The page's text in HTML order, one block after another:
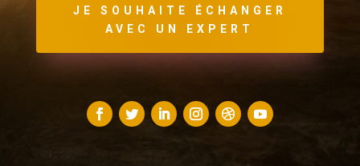
JE SOUHAITE ÉCHANGER
AVEC UN EXPERT